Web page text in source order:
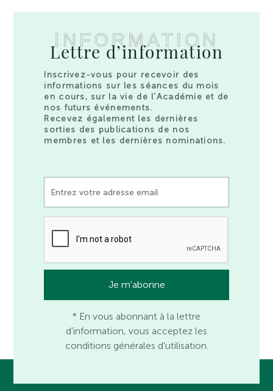
INFORMATION
Lettre d’information
Inscrivez-vous pour recevoir des
informations sur les séances du mois
en cours, sur la vie de l’Académie et de
nos futurs événements.
Recevez également les dernières
sorties des publications de nos
membres et les dernières nominations.
* En vous abonnant à la lettre
d’information, vous acceptez les
conditions générales d’utilisation.